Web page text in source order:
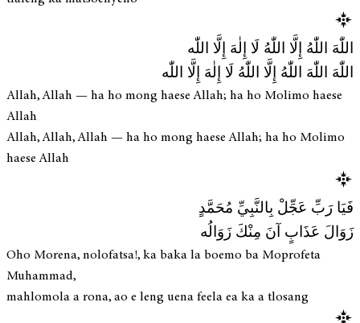
اللّٰهَ اللّٰهُ إِلَّا اللّٰهُ لَا إِلٰهَ إِلَّا اللّٰه
اللّٰهَ اللّٰهَ اللّٰهُ إِلَّا اللّٰهُ لَا إِلٰهَ إِلَّا اللّٰه
Allah, Allah — ha ho mong haese Allah; ha ho Molimo haese
Allah
Allah, Allah, Allah — ha ho mong haese Allah; ha ho Molimo
haese Allah
فَيَا رَبِّ عَجِّلْ بِالنَّبِيِّ مُحَمَّدٍ
زَوَالَ عَذَابٍ آنَ مِنْكَ زَوَالُه
Oho Morena, nolofatsa!, ka baka la boemo ba Moprofeta
Muhammad,
mahlomola a rona, ao e leng uena feela ea ka a tlosang